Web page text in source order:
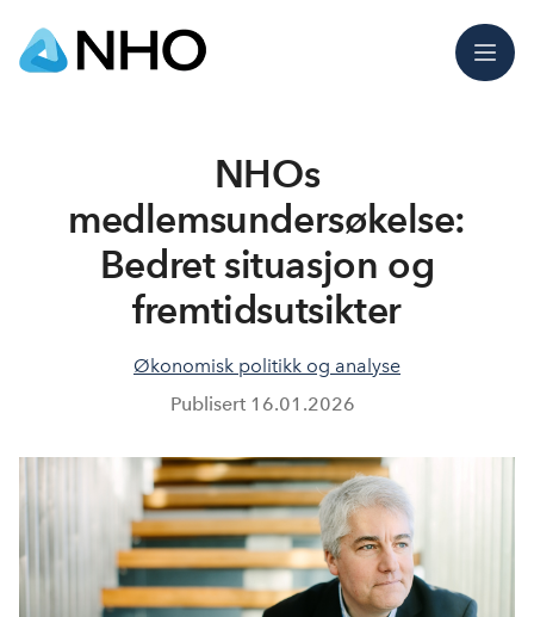
Meny
NHOs
medlemsundersøkelse:
Bedret situasjon og
fremtidsutsikter
Økonomisk politikk og analyse
Publisert 16.01.2026